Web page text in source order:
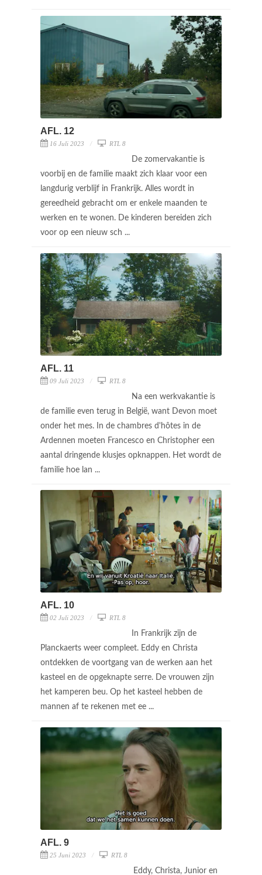
AFL. 12
16 Juli 2023 RTL 8
De zomervakantie is
voorbij en de familie maakt zich klaar voor een
langdurig verblijf in Frankrijk. Alles wordt in
gereedheid gebracht om er enkele maanden te
werken en te wonen. De kinderen bereiden zich
voor op een nieuw sch ...
AFL. 11
09 Juli 2023 RTL 8
Na een werkvakantie is
de familie even terug in België, want Devon moet
onder het mes. In de chambres d'hôtes in de
Ardennen moeten Francesco en Christopher een
aantal dringende klusjes opknappen. Het wordt de
familie hoe lan ...
AFL. 10
02 Juli 2023 RTL 8
In Frankrijk zijn de
Planckaerts weer compleet. Eddy en Christa
ontdekken de voortgang van de werken aan het
kasteel en de opgeknapte serre. De vrouwen zijn
het kamperen beu. Op het kasteel hebben de
mannen af te rekenen met ee ...
AFL. 9
25 Juni 2023 RTL 8
Eddy, Christa, Junior en